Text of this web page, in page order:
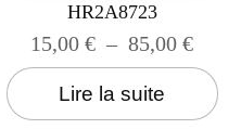
HR2A8723
15,00€ – 85,00€
Lire la suite